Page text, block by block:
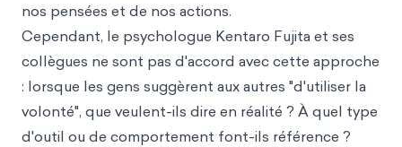
nos pensées et de nos actions.
Cependant, le psychologue Kentaro Fujita et ses
collègues ne sont pas d'accord avec cette approche
: lorsque les gens suggèrent aux autres "d'utiliser la
volonté", que veulent-ils dire en réalité ? À quel type
d'outil ou de comportement font-ils référence ?